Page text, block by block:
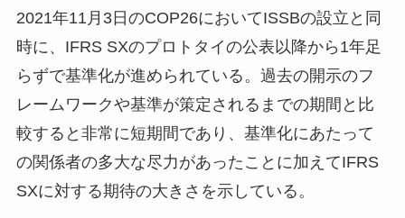
2021年11月3日のCOP26においてISSBの設立と同
時に、IFRS SXのプロトタイの公表以降から1年足
らずで基準化が進められている。過去の開示のフ
レームワークや基準が策定されるまでの期間と比
較すると非常に短期間であり、基準化にあたって
の関係者の多大な尽力があったことに加えてIFRS
SXに対する期待の大きさを示している。